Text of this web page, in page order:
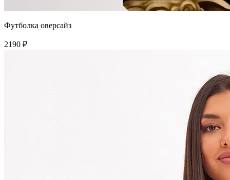
Футболка оверсайз
2190 ₽